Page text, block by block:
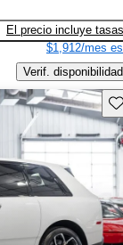
El precio incluye tasas
$1,912/mes
Verif. disponibilidad